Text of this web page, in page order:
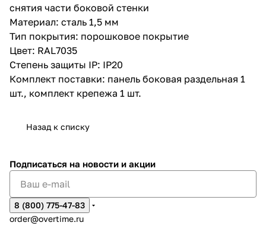
снятия части боковой стенки
Материал: сталь 1,5 мм
Тип покрытия: порошковое покрытие
Цвет: RAL7035
Степень защиты IP: IP20
Комплект поставки: панель боковая раздельная 1
шт., комплект крепежа 1 шт.
Назад к списку
Подписаться на новости и акции
8 (800) 775-47-83
order@overtime.ru